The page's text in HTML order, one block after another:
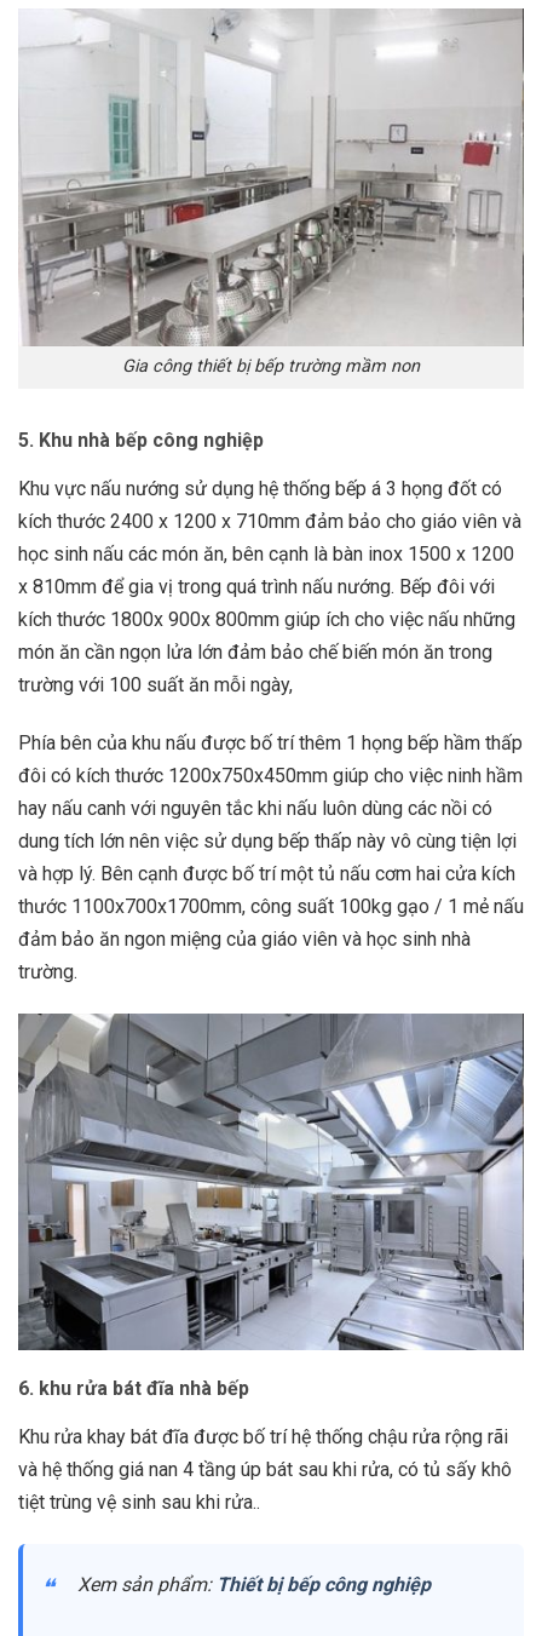
Gia công thiết bị bếp trường mầm non
5. Khu nhà bếp công nghiệp
Khu vực nấu nướng sử dụng hệ thống bếp á 3 họng đốt có
kích thước 2400 x 1200 x 710mm đảm bảo cho giáo viên và
học sinh nấu các món ăn, bên cạnh là bàn inox 1500 x 1200
x 810mm để gia vị trong quá trình nấu nướng. Bếp đôi với
kích thước 1800x 900x 800mm giúp ích cho việc nấu những
món ăn cần ngọn lửa lớn đảm bảo chế biến món ăn trong
trường với 100 suất ăn mỗi ngày,
Phía bên của khu nấu được bố trí thêm 1 họng bếp hầm thấp
đôi có kích thước 1200x750x450mm giúp cho việc ninh hầm
hay nấu canh với nguyên tắc khi nấu luôn dùng các nồi có
dung tích lớn nên việc sử dụng bếp thấp này vô cùng tiện lợi
và hợp lý. Bên cạnh được bố trí một tủ nấu cơm hai cửa kích
thước 1100x700x1700mm, công suất 100kg gạo / 1 mẻ nấu
đảm bảo ăn ngon miệng của giáo viên và học sinh nhà
trường.
6. khu rửa bát đĩa nhà bếp
Khu rửa khay bát đĩa được bố trí hệ thống chậu rửa rộng rãi
và hệ thống giá nan 4 tầng úp bát sau khi rửa, có tủ sấy khô
tiệt trùng vệ sinh sau khi rửa..
Xem sản phẩm: Thiết bị bếp công nghiệp